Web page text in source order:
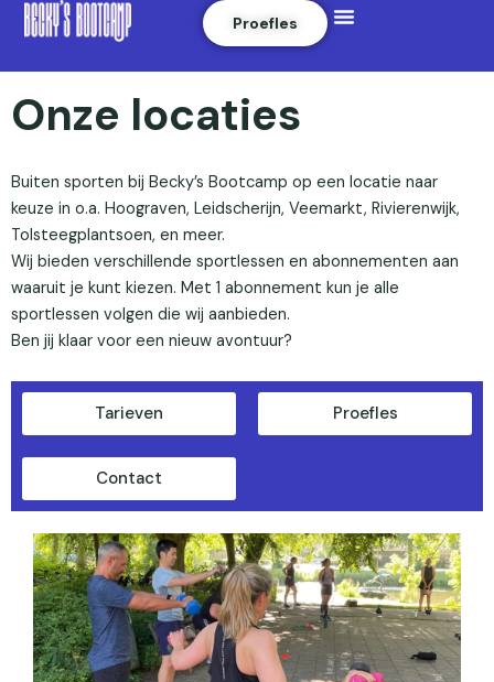
Skip to content Menu
Proefles
Onze locaties
Buiten sporten bij Becky’s Bootcamp op een locatie naar
keuze in o.a. Hoograven, Leidscherijn, Veemarkt, Rivierenwijk,
Tolsteegplantsoen, en meer.
Wij bieden verschillende sportlessen en abonnementen aan
waaruit je kunt kiezen. Met 1 abonnement kun je alle
sportlessen volgen die wij aanbieden.
Ben jij klaar voor een nieuw avontuur?
Tarieven Proefles
Contact